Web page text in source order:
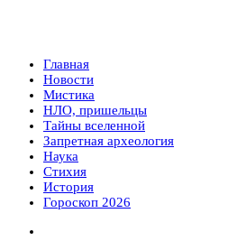
Главная
Новости
Мистика
НЛО, пришельцы
Тайны вселенной
Запретная археология
Наука
Стихия
История
Гороскоп 2026